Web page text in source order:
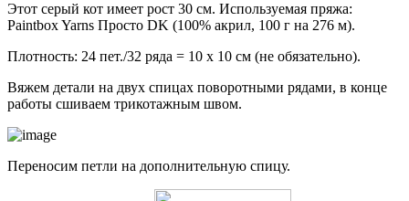
Этот серый кот имеет рост 30 см. Используемая пряжа:
Paintbox Yarns Просто DK (100% акрил, 100 г на 276 м).
Плотность: 24 пет./32 ряда = 10 x 10 см (не обязательно).
Вяжем детали на двух спицах поворотными рядами, в конце
работы сшиваем трикотажным швом.
Переносим петли на дополнительную спицу.